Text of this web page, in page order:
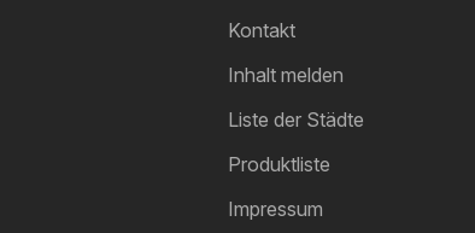
Kontakt
Inhalt melden
Liste der Städte
Produktliste
Impressum